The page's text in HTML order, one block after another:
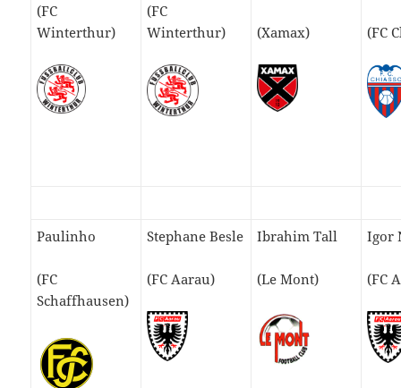
(FC
Winterthur)
(FC
Winterthur)
(Xamax) (FC
Paulinho
(FC
Schaffhausen)
Stephane Besle
(FC Aarau)
Ibrahim Tall
(Le Mont)
Igor
(FC